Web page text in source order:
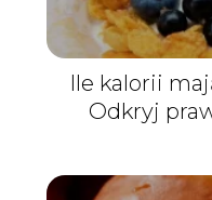
Ile kalorii
Odkryj